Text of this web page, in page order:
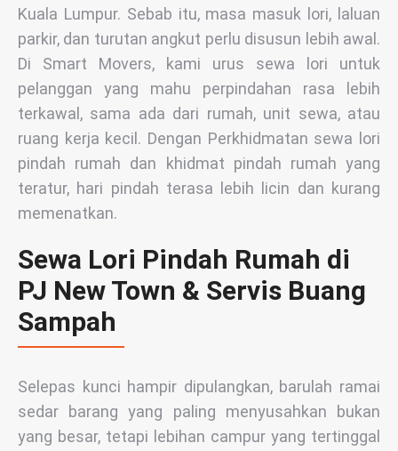
Kuala Lumpur. Sebab itu, masa masuk lori, laluan
parkir, dan turutan angkut perlu disusun lebih awal.
Di Smart Movers, kami urus sewa lori untuk
pelanggan yang mahu perpindahan rasa lebih
terkawal, sama ada dari rumah, unit sewa, atau
ruang kerja kecil. Dengan Perkhidmatan sewa lori
pindah rumah dan khidmat pindah rumah yang
teratur, hari pindah terasa lebih licin dan kurang
memenatkan.
Sewa Lori Pindah Rumah di
PJ New Town & Servis Buang
Sampah
Selepas kunci hampir dipulangkan, barulah ramai
sedar barang yang paling menyusahkan bukan
yang besar, tetapi lebihan campur yang tertinggal